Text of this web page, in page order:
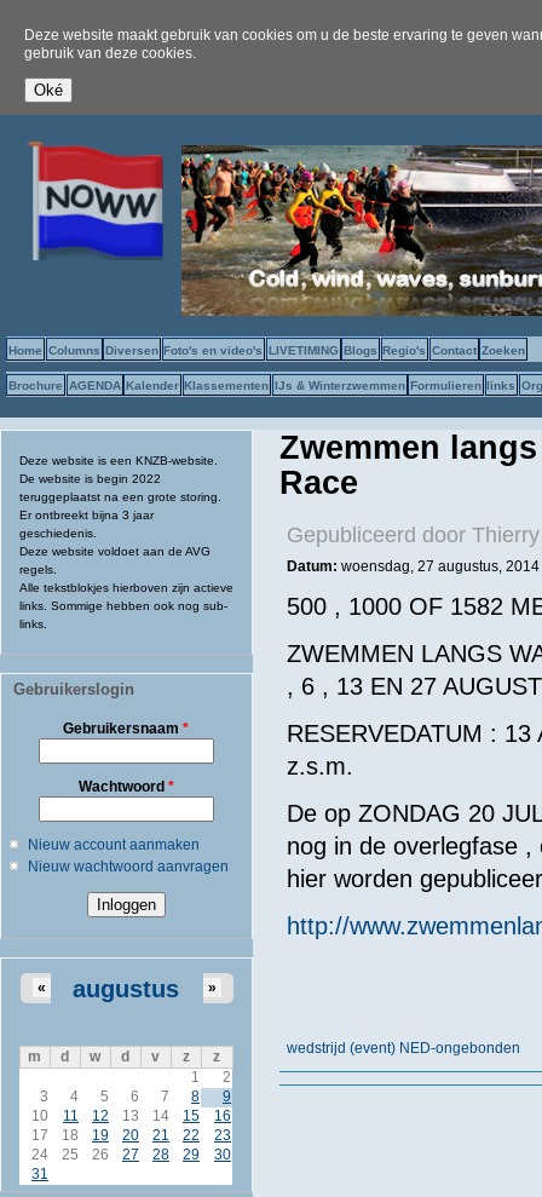
Deze website maakt gebruik van cookies om u de beste ervaring te geven
gebruik van deze cookies.
Home Columns Diversen Foto's en video's LIVETIMING Blogs Regio's Contact Zoeken
Brochure AGENDA Kalender Klassementen IJs & Winterzwemmen Formulieren links
Deze website is een KNZB-website.
De website is begin 2022
teruggeplaatst na een grote storing.
Er ontbreekt bijna 3 jaar
geschiedenis.
Deze website voldoet aan de AVG
regels.
Alle tekstblokjes hierboven zijn actieve
links. Sommige hebben ook nog sub-
links.
Gebruikerslogin
Gebruikersnaam*
Wachtwoord *
Nieuw account aanmaken
Nieuw wachtwoord aanvragen
augustus
« »
m d w d v z
z
1
2
3
4 5 6 7 8
9
10
11 12 13 14 15
16
17
18 19 20 21 22
23
24
25 26 27 28 29
30
31
Zwemmen
Race
Gepubliceerd door
Datum: woensdag, 27 augustus,
500 , 1000 OF 1582
ZWEMMEN LANGS
, 6 , 13 EN 27
RESERVEDATUM :
De op ZONDAG 20
nog in de overlegfase
hier worden
http://
wedstrijd (event) NED-ongebonden